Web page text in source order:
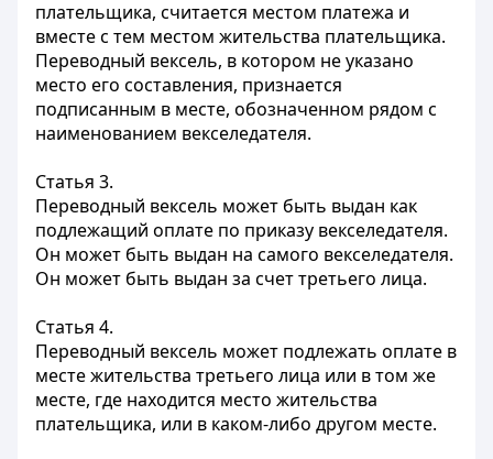
плательщика, считается местом платежа и
вместе с тем местом жительства плательщика.
Переводный вексель, в котором не указано
место его составления, признается
подписанным в месте, обозначенном рядом с
наименованием векселедателя.
Статья 3.
Переводный вексель может быть выдан как
подлежащий оплате по приказу векселедателя.
Он может быть выдан на самого векселедателя.
Он может быть выдан за счет третьего лица.
Статья 4.
Переводный вексель может подлежать оплате в
месте жительства третьего лица или в том же
месте, где находится место жительства
плательщика, или в каком-либо другом месте.